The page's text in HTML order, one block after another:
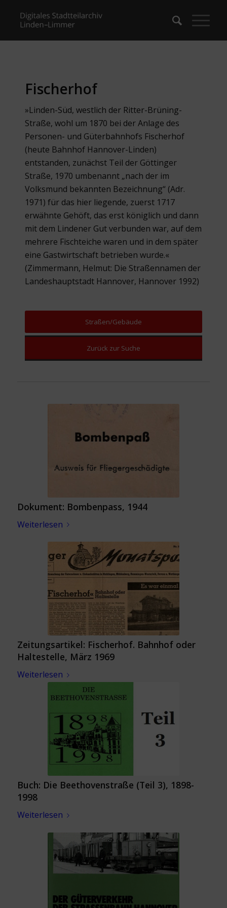
Fischerhof
»Linden-Süd, westlich der Ritter-Brüning-
Straße, wohl um 1870 bei der Anlage des
Personen- und Güterbahnhofs Fischerhof
(heute Bahnhof Hannover-Linden)
entstanden, zunächst Teil der Göttinger
Straße, 1970 umbenannt „nach der im
Volksmund bekannten Bezeichnung“ (Adr.
1971) für das hier liegende, zuerst 1717
erwähnte Gehöft, das erst königlich und dann
mit dem Lindener Gut verbunden war, auf dem
mehrere Fischteiche waren und in dem später
eine Gastwirtschaft betrieben wurde.«
(Zimmermann, Helmut: Die Straßennamen der
Landeshauptstadt Hannover, Hannover 1992)
Straßen/Gebäude
Zurück zur Suche
Dokument: Bombenpass, 1944
Weiterlesen
Zeitungsartikel: Fischerhof. Bahnhof oder
Haltestelle, März 1969
Weiterlesen
Buch: Die Beethovenstraße (Teil 3), 1898-
1998
Weiterlesen